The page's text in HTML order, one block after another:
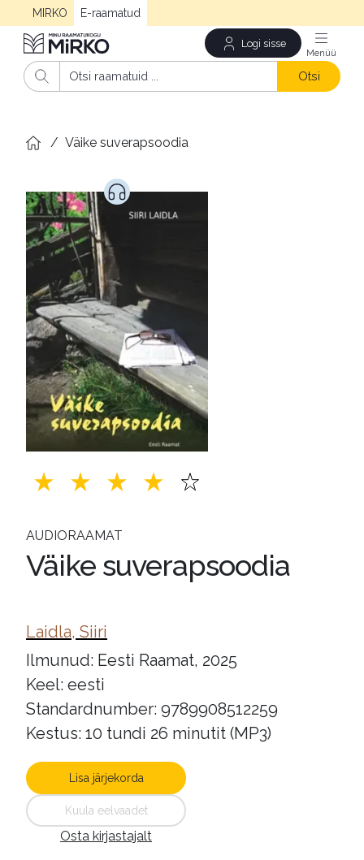
MIRKO E-raamatud
Logi sisse
Otsi
/ Väike suverapsoodia
AUDIORAAMAT
Väike suverapsoodia
Laidla, Siiri
Ilmunud: Eesti Raamat, 2025
Keel: eesti
Standardnumber: 9789908512259
Kestus: 10 tundi 26 minutit (MP3)
Lisa järjekorda
Kuula eelvaadet
Osta kirjastajalt